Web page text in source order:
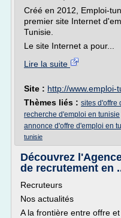
Créé en 2012, Emploi-
premier site Internet
Tunisie.
Le site Internet a pour...
Lire la suite
Site : http://www.emploi-
Thèmes liés : sites d'offre
recherche d'emploi en tunisie
annonce d'offre d'emploi en
tunisie
Découvrez
de recrutement en
Recruteurs
Nos actualités
A la frontière entre offre